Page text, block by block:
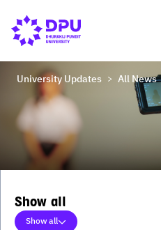
University Updates > All News
Show all
Show all